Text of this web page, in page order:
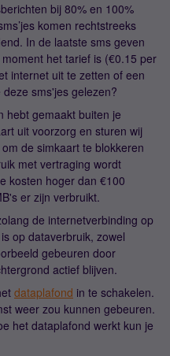
bij 80% en 100%
komen rechtstreeks
In de laatste sms geven
het tarief is (€0.15 per
internet uit te zetten of een
sms'jes gelezen?
hebt gemaakt buiten je
uit voorzorg en sturen wij
de simkaart te blokkeren
met vertraging wordt
kosten hoger dan €100
er zijn verbruikt.
de internetverbinding op
op dataverbruik, zowel
gebeuren door
actief blijven.
dataplafond in te schakelen.
weer zou kunnen gebeuren.
het dataplafond werkt kun je